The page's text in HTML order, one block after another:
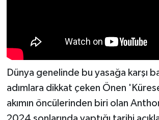
Dünya genelinde bu yasağa karşı
adımlara dikkat çeken Önen
akımın öncülerinden biri olan